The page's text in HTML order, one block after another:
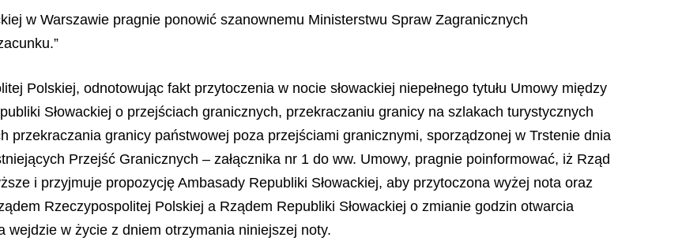
w Warszawie pragnie ponowić szanownemu Ministerstwu Spraw Zagranicznych
Polskiej, odnotowując fakt przytoczenia w nocie słowackiej niepełnego tytułu Umowy między
Słowackiej o przejściach granicznych, przekraczaniu granicy na szlakach turystycznych
przekraczania granicy państwowej poza przejściami granicznymi, sporządzonej w Trstenie dnia
Przejść Granicznych – załącznika nr 1 do ww. Umowy, pragnie poinformować, iż Rząd
i przyjmuje propozycję Ambasady Republiki Słowackiej, aby przytoczona wyżej nota oraz
Rzeczypospolitej Polskiej a Rządem Republiki Słowackiej o zmianie godzin otwarcia
w życie z dniem otrzymania niniejszej noty.